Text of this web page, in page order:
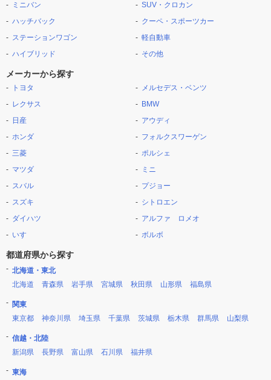
ミニバン
ハッチバック
ステーションワゴン
ハイブリッド
SUV・クロカン
クーペ・スポーツカー
軽自動車
その他
メーカーから探す
トヨタ
レクサス
日産
ホンダ
三菱
マツダ
スバル
スズキ
ダイハツ
いすゞ
メルセデス・ベンツ
BMW
アウディ
フォルクスワーゲン
ポルシェ
ミニ
プジョー
シトロエン
アルファ ロメオ
ボルボ
都道府県から探す
北海道・東北
北海道
青森県 岩手県 宮城県 秋田県 山形県 福島県
関東
東京都
神奈川県 埼玉県 千葉県 茨城県 栃木県 群馬県 山梨県
信越・北陸
新潟県
長野県 富山県 石川県 福井県
東海